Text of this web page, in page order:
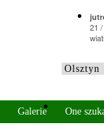
21 /
Galerie One